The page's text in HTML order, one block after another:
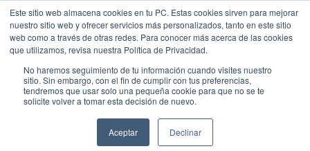
Este sitio web almacena cookies en tu PC. Estas cookies sirven para mejorar
nuestro sitio web y ofrecer servicios más personalizados, tanto en este sitio
web como a través de otras redes. Para conocer más acerca de las cookies
que utilizamos, revisa nuestra Política de Privacidad.
No haremos seguimiento de tu información cuando visites nuestro
sitio. Sin embargo, con el fin de cumplir con tus preferencias,
tendremos que usar solo una pequeña cookie para que no se te
solicite volver a tomar esta decisión de nuevo.
Aceptar Declinar
|
Envío gratis en Antioquia por compras superiores a $100.000.